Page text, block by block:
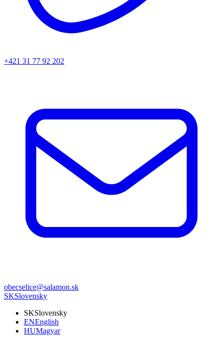
+421 31 77 92 202
obecselice@salamon.sk
SKSlovensky
SKSlovensky
ENEnglish
HUMagyar